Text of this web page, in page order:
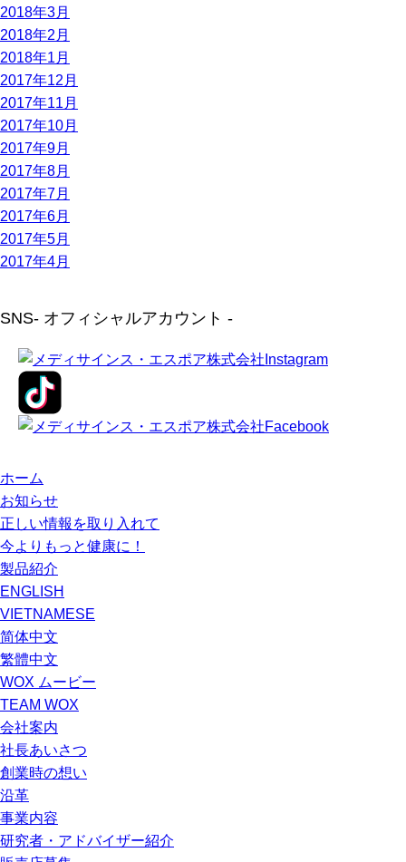
2018年3月
2018年2月
2018年1月
2017年12月
2017年11月
2017年10月
2017年9月
2017年8月
2017年7月
2017年6月
2017年5月
2017年4月
SNS- オフィシャルアカウント -
ホーム
お知らせ
正しい情報を取り入れて
今よりもっと健康に！
製品紹介
ENGLISH
VIETNAMESE
简体中文
繁體中文
WOX ムービー
TEAM WOX
会社案内
社長あいさつ
創業時の想い
沿革
事業内容
研究者・アドバイザー紹介